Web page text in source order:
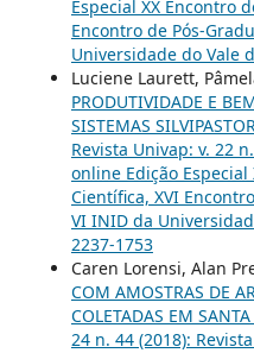
Especial XX Encontro
Encontro de Pós-
Universidade do Vale
Luciene Laurett,
PRODUTIVIDADE E
SISTEMAS
Revista Univap: v. 22
online Edição
Científica, XVI
VI INID da
2237-1753
Caren Lorensi, Alan
COM AMOSTRAS DE
COLETADAS EM
24 n. 44 (2018):